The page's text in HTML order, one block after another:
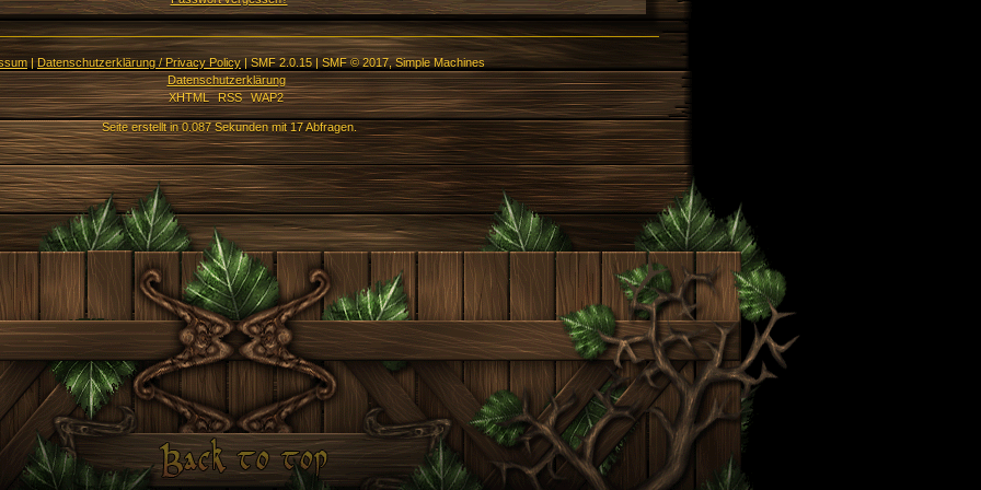
|Datenschutzerklärung / Privacy Policy|SMF 2.0.15 | SMF © 2017,Simple Machines
Datenschutzerklärung
XHTML
RSS WAP2
Seite erstellt in 0.087 Sekunden mit 17 Abfragen.